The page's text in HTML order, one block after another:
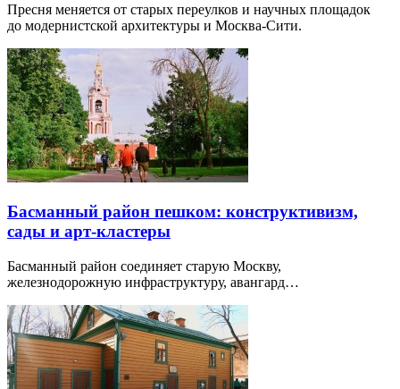
Пресня меняется от старых переулков и научных площадок
до модернистской архитектуры и Москва-Сити.
Басманный район пешком: конструктивизм,
сады и арт-кластеры
Басманный район соединяет старую Москву,
железнодорожную инфраструктуру, авангард…